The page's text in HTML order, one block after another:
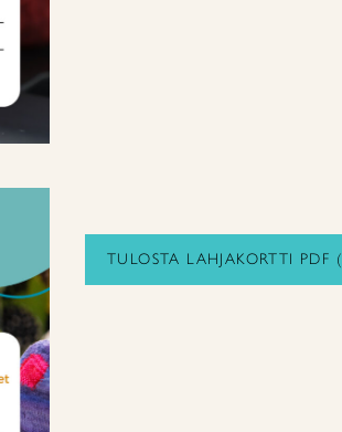
TULOSTA LAHJAKORTTI PDF